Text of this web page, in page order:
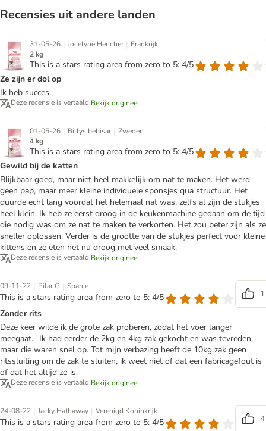
Recensies uit andere landen
31-05-26 | Jocelyne Hericher | Frankrijk
2 kg
This is a stars rating area from zero to 5: 4/5
Ze zijn er dol op
Ik heb succes
Deze recensie is vertaald.Bekijk origineel
01-05-26 | Billys bebisar | Zweden
4 kg
This is a stars rating area from zero to 5: 4/5
Gewild bij de katten
Blijkbaar goed, maar niet heel makkelijk om nat te maken. Het werd
geen pap, maar meer kleine individuele sponsjes qua structuur. Het
duurde echt lang voordat het helemaal nat was, zelfs al zijn de stukjes
heel klein. Ik heb ze eerst droog in de keukenmachine gedaan om de tijd
die nodig was om ze nat te maken te verkorten. Het zou beter zijn als ze
sneller oplossen. Verder is de grootte van de stukjes perfect voor kleine
kittens en ze eten het nu droog met veel smaak.
Deze recensie is vertaald.Bekijk origineel
09-11-22 | Pilar G | Spanje
This is a stars rating area from zero to 5: 4/5
1
Zonder rits
Deze keer wilde ik de grote zak proberen, zodat het voer langer
meegaat... Ik had eerder de 2kg en 4kg zak gekocht en was tevreden,
maar die waren snel op. Tot mijn verbazing heeft de 10kg zak geen
ritssluiting om de zak te sluiten, ik weet niet of dat een fabricagefout is
of dat het altijd zo is.
Deze recensie is vertaald.Bekijk origineel
24-08-22 | Jacky Hathaway | Verenigd Koninkrijk
This is a stars rating area from zero to 5: 4/5 4